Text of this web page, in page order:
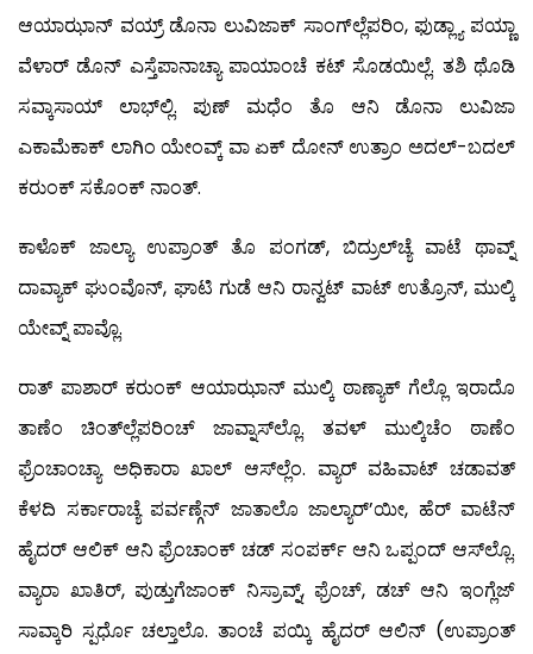
ಆಯಾಝಾನ್ ವಯ್ರ್ ಡೊನಾ ಲುವಿಜಾಕ್ ಸಾಂಗ್‍ಲ್ಲೆಪರಿಂ, ಫುಡ್ಲ್ಯಾ ಪಯ್ಣಾ
ವೆಳಾರ್ ಡೊನ್ ಎಸ್ತೆಪಾನಾಚ್ಯಾ ಪಾಯಾಂಚೆ ಕಟ್ ಸೊಡಯಿಲ್ಲೆ. ತಶಿ ಥೊಡಿ
ಸವ್ಕಾಸಾಯ್ ಲಾಭ್‍ಲ್ಲಿ. ಪುಣ್ ಮಧೆಂ ತೊ ಆನಿ ಡೊನಾ ಲುವಿಜಾ
ಎಕಾಮೆಕಾಕ್ ಲಾಗಿಂ ಯೇಂವ್ಕ್ ವಾ ಏಕ್ ದೋನ್ ಉತ್ರಾಂ ಅದಲ್-ಬದಲ್
ಕರುಂಕ್ ಸಕೊಂಕ್ ನಾಂತ್.
ಕಾಳೊಕ್ ಜಾಲ್ಯಾ ಉಪ್ರಾಂತ್ ತೊ ಪಂಗಡ್, ಬಿದ್ರುಲ್‍ಚ್ಯೆ ವಾಟೆ ಥಾವ್ನ್
ದಾವ್ಯಾಕ್ ಘುಂವೊನ್, ಘಾಟಿ ಗುಡೆ ಆನಿ ರಾನ್ವಟ್ ವಾಟ್ ಉತ್ರೊನ್, ಮುಲ್ಕಿ
ಯೇವ್ನ್ ಪಾವ್ಲೊ.
ರಾತ್ ಪಾಶಾರ್ ಕರುಂಕ್ ಆಯಾಝಾನ್ ಮುಲ್ಕಿ ಠಾಣ್ಯಾಕ್ ಗೆಲ್ಲೊ ಇರಾದೊ
ತಾಣೆಂ ಚಿಂತ್‍ಲ್ಲೆಪರಿಂಚ್ ಜಾವ್ನಾಸ್‍ಲ್ಲೊ. ತವಳ್ ಮುಲ್ಕಿಚೆಂ ಠಾಣೆಂ
ಫ್ರೆಂಚಾಂಚ್ಯಾ ಅಧಿಕಾರಾ ಖಾಲ್ ಆಸ್‍ಲ್ಲೆಂ. ವ್ಯಾರ್ ವಹಿವಾಟ್ ಚಡಾವತ್
ಕೆಳದಿ ಸರ್ಕಾರಾಚ್ಯೆ ಪರ್ವಣ್ಗೆನ್ ಜಾತಾಲೊ ಜಾಲ್ಯಾರ್’ಯೀ, ಹೆರ್ ವಾಟೆನ್
ಹೈದರ್ ಆಲಿಕ್ ಆನಿ ಫ್ರೆಂಚಾಂಕ್ ಚಡ್ ಸಂಪರ್ಕ್ ಆನಿ ಒಪ್ಪಂದ್ ಆಸ್‍ಲ್ಲೊ.
ವ್ಯಾರಾ ಖಾತಿರ್, ಪುಡ್ತುಗೆಜಾಂಕ್ ನಿಸ್ರಾವ್ನ್, ಫ್ರೆಂಚ್, ಡಚ್ ಆನಿ ಇಂಗ್ಲೆಜ್
ಸಾವ್ಕಾರಿ ಸ್ಪರ್ಧೊ ಚಲ್ತಾಲೊ. ತಾಂಚೆ ಪಯ್ಕಿ ಹೈದರ್ ಆಲಿನ್ (ಉಪ್ರಾಂತ್